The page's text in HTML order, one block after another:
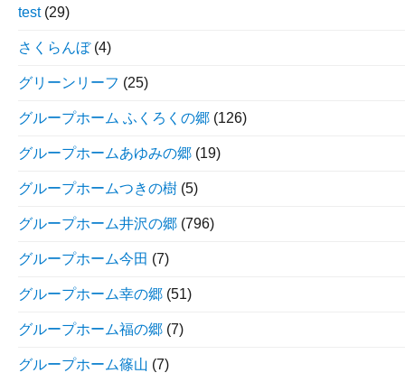
test(29)
さくらんぼ(4)
グリーンリーフ (25)
グループホーム ふくろくの郷 (126)
グループホームあゆみの郷 (19)
グループホームつきの樹 (5)
グループホーム井沢の郷 (796)
グループホーム今田 (7)
グループホーム幸の郷 (51)
グループホーム福の郷 (7)
グループホーム篠山 (7)